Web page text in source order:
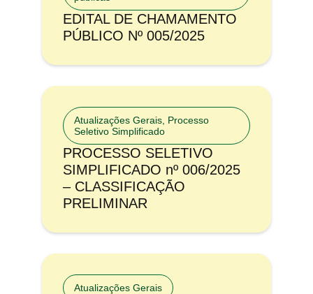
EDITAL DE CHAMAMENTO
PÚBLICO Nº 005/2025
Atualizações Gerais Processo
Seletivo Simplificado
PROCESSO SELETIVO
SIMPLIFICADO nº 006/2025
– CLASSIFICAÇÃO
PRELIMINAR
Atualizações Gerais